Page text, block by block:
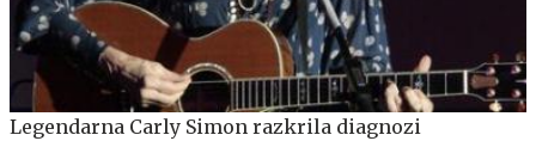
Legendarna Carly Simon razkrila diagnozi